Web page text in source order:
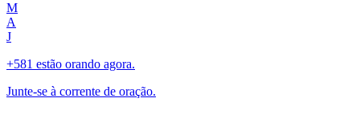
M
A
J
+581 estão orando agora.
Junte-se à corrente de oração.